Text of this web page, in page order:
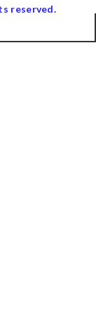
reserved.